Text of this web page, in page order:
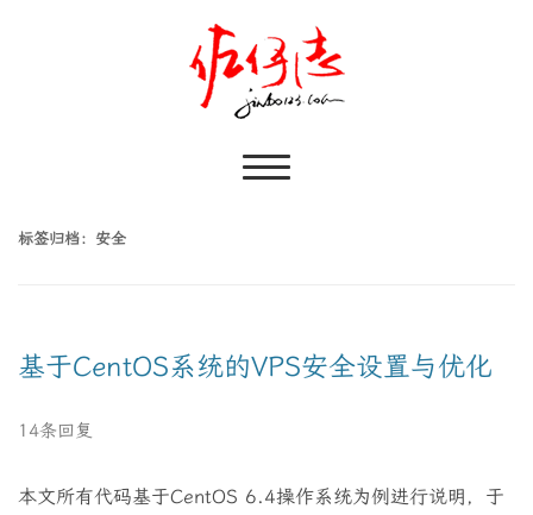
标签归档： 安全
基于CentOS系统的VPS安全设置与优化
14条回复
本文所有代码基于CentOS 6.4操作系统为例进行说明，于